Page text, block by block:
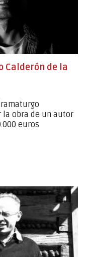
Calderón de la
obra de un autor
euros